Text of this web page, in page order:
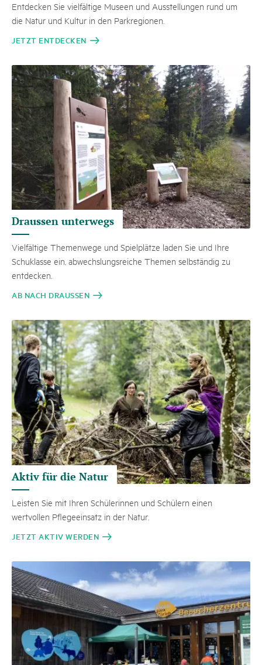
Entdecken Sie vielfältige Museen und Ausstellungen rund um
die Natur und Kultur in den Parkregionen.
JETZT ENTDECKEN
Draussen unterwegs
Vielfältige Themenwege und Spielplätze laden Sie und Ihre
Schuklasse ein, abwechslungsreiche Themen selbständig zu
entdecken.
AB NACH DRAUSSEN
Aktiv für die Natur
Leisten Sie mit Ihren Schülerinnen und Schülern einen
wertvollen Pflegeeinsatz in der Natur.
JETZT AKTIV WERDEN